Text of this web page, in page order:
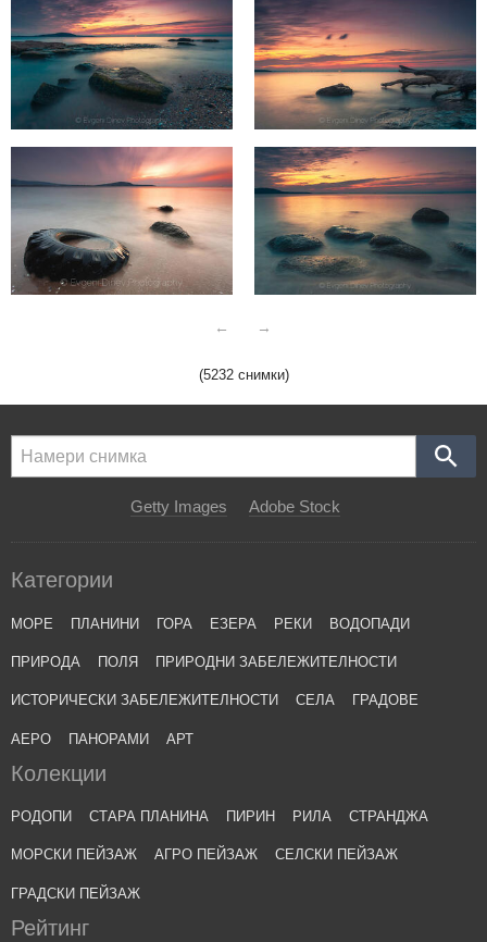
← →
(5232 снимки)
Getty Images Adobe Stock
Категории
МОРЕ ПЛАНИНИ ГОРА ЕЗЕРА РЕКИ ВОДОПАДИ
ПРИРОДА ПОЛЯ ПРИРОДНИ ЗАБЕЛЕЖИТЕЛНОСТИ
ИСТОРИЧЕСКИ ЗАБЕЛЕЖИТЕЛНОСТИ СЕЛА ГРАДОВЕ
АЕРО ПАНОРАМИ АРТ
Колекции
РОДОПИ СТАРА ПЛАНИНА ПИРИН РИЛА СТРАНДЖА
МОРСКИ ПЕЙЗАЖ АГРО ПЕЙЗАЖ СЕЛСКИ ПЕЙЗАЖ
ГРАДСКИ ПЕЙЗАЖ
Рейтинг